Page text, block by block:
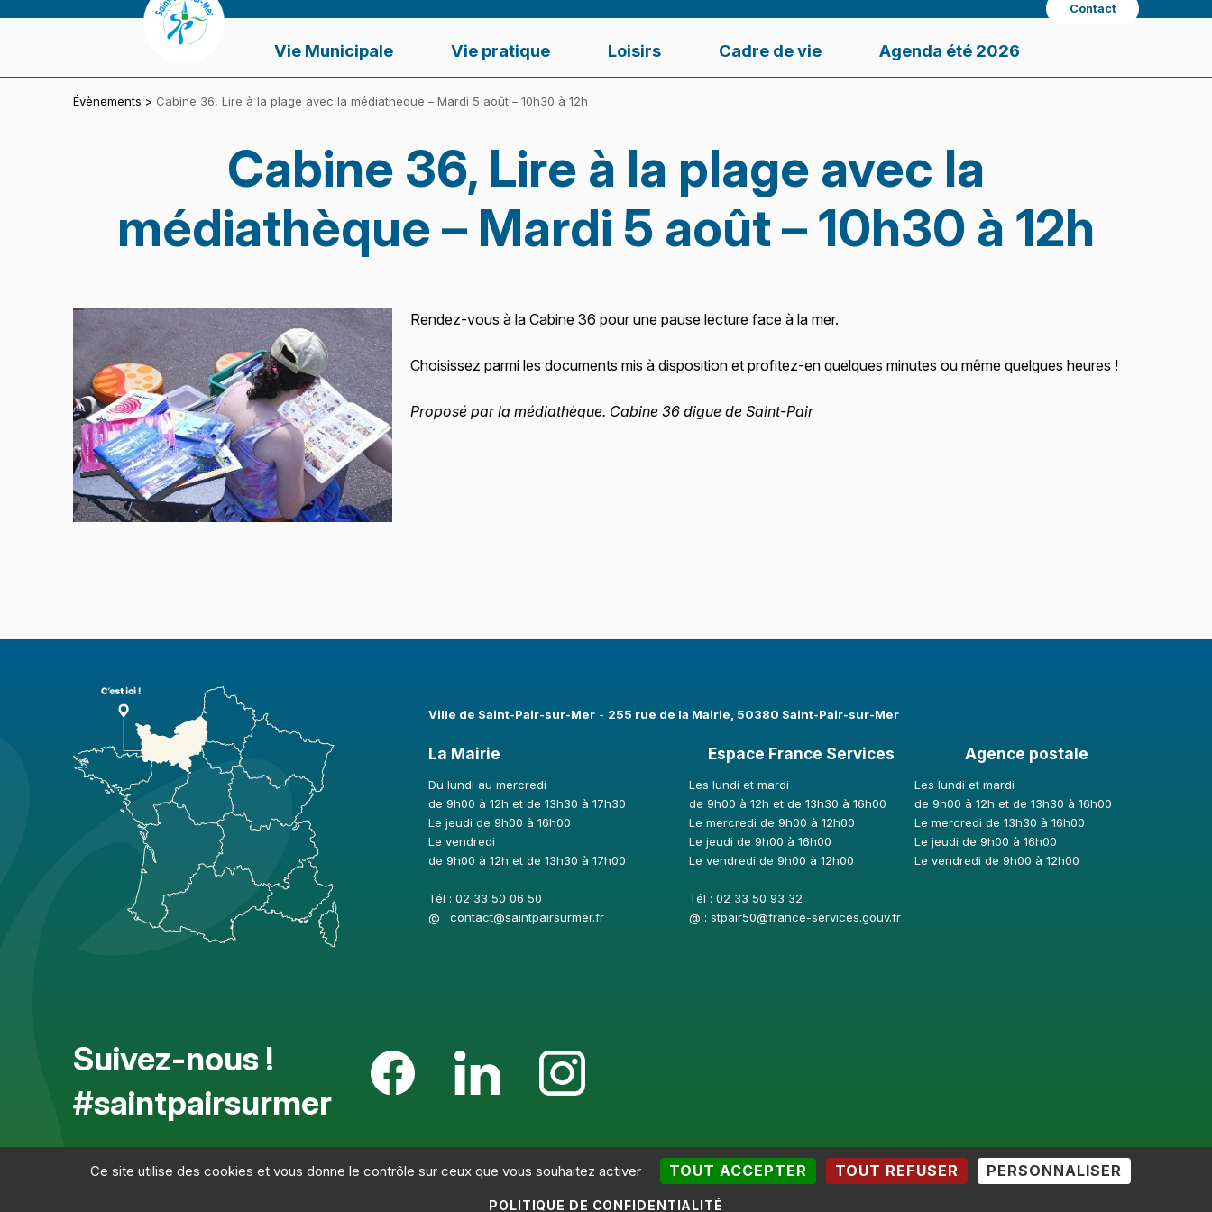
VILLE DE SAINT-PAIR-SUR-MER
Vie Municipale Vie pratique Loisirs Cadre de vie Agenda été 2026
Contact
Évènements > Cabine 36, Lire à la plage avec la médiathèque – Mardi 5 août – 10h30 à 12h
Cabine 36, Lire à la plage avec la
médiathèque – Mardi 5 août – 10h30 à 12h
Rendez-vous à la Cabine 36 pour une pause lecture face à la mer.
Choisissez parmi les documents mis à disposition et profitez-en quelques minutes ou même quelques heures !
Proposé par la médiathèque. Cabine 36 digue de Saint-Pair
Skip back to main navigation
Ville de Saint-Pair-sur-Mer​- 255 rue de la Mairie, 50380 Saint-Pair-sur-Mer
La Mairie
Du lundi au mercredi
de 9h00 à 12h et de 13h30 à 17h30
Le jeudi de 9h00 à 16h00
Le vendredi
de 9h00 à 12h et de 13h30 à 17h00
Tél : 02 33 50 06 50
@ : contact@saintpairsurmer.fr
Espace France Services
Les lundi et mardi
de 9h00 à 12h et de 13h30 à 16h00
Le mercredi de 9h00 à 12h00
Le jeudi de 9h00 à 16h00
Le vendredi de 9h00 à 12h00
Tél : 02 33 50 93 32
@ :stpair50@france-services.gouv.fr
Agence postale
Les lundi et mardi
de 9h00 à 12h et de 13h30 à 16h00
Le mercredi de 13h30 à 16h00
Le jeudi de 9h00 à 16h00
Le vendredi de 9h00 à 12h00
Suivez-nous !
#saintpairsurmer
Politique de confidentialité-Accessibilté-Plan du site -Gestion des cookies
Panneau de gestion des cookies
Ce site utilise des cookies et vous donne le contrôle sur ceux que vous souhaitez activer TOUT ACCEPTER TOUT REFUSER PERSONNALISER
POLITIQUE DE CONFIDENTIALITÉ